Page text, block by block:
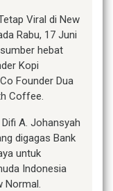
Viral di New
Rabu, 17 Juni
hebat
Kopi
Founder Dua
Coffee.
A. Johansyah
digagas Bank
untuk
Indonesia
Normal.